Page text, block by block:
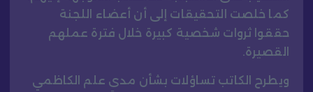
كما خلصت التحقيقات إلى أن أعضاء اللجنة
حققوا ثروات شخصية كبيرة خلال فترة عملهم
القصيرة.
ويطرح الكاتب تساؤلات بشأن مدى علم الكاظمي